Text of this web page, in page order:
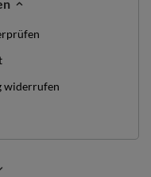
widerrufen